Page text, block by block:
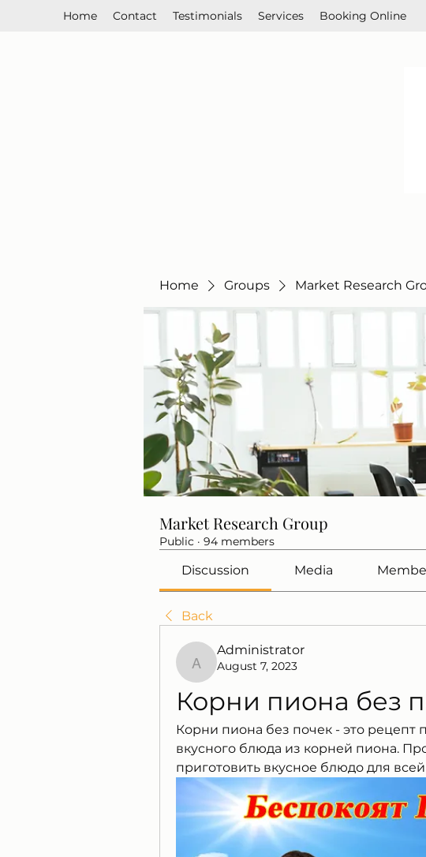
Home Contact Testimonials Services Booking Online
Home Groups Market Research
Market Research Group
Public · 94 members
Discussion Media
Back
Administrator
Administrator
August 7, 2023
Корни пиона без
Корни пиона без почек - это рецепт
вкусного блюда из корней пиона.
приготовить вкусное блюдо для